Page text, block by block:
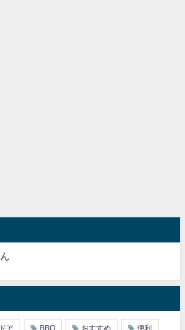
ア BBQ おすすめ 便利